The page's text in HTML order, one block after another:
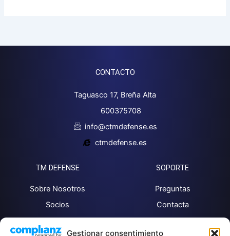
Gestionar consentimiento
CONTACTO
Taguasco 17, Breña Alta
600375708
info@ctmdefense.es
ctmdefense.es
TM DEFENSE
Sobre Nosotros
Socios
Noticias
SOPORTE
Preguntas
Contacta